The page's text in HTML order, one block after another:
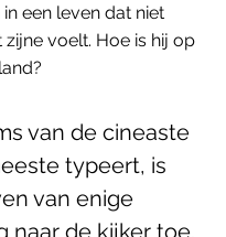
een leven dat niet
zijne voelt. Hoe is hij op
van de cineaste
typeert, is
van enige
naar de kijker toe.